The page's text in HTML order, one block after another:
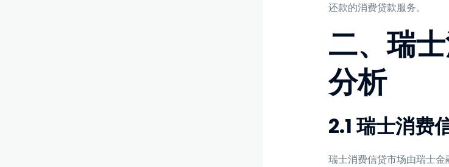
还款的消费贷款服务。
二、瑞
分析
2.1 瑞士消费
瑞士消费信贷市场由瑞士